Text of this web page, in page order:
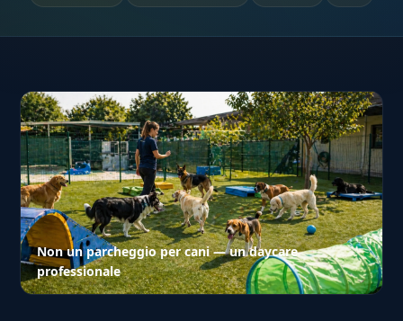
Non un parcheggio per cani — un daycare
professionale